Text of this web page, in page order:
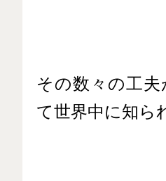
その数々の工
て世界中に知ら